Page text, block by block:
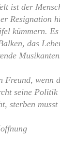
ist der
Resignation
kümmern.
das
Freund,
seine
sterben